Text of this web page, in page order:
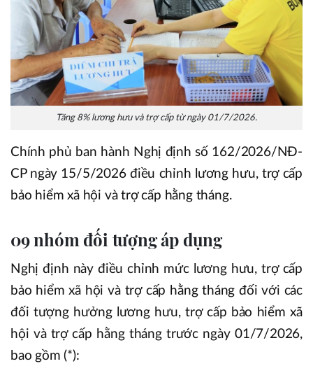
Tăng 8% lương hưu và trợ cấp từ ngày 01/7/2026.
Chính phủ ban hành Nghị định số 162/2026/NĐ-
CP ngày 15/5/2026 điều chỉnh lương hưu, trợ cấp
bảo hiểm xã hội và trợ cấp hằng tháng.
09 nhóm đối tượng áp dụng
Nghị định này điều chỉnh mức lương hưu, trợ cấp
bảo hiểm xã hội và trợ cấp hằng tháng đối với các
đối tượng hưởng lương hưu, trợ cấp bảo hiểm xã
hội và trợ cấp hằng tháng trước ngày 01/7/2026,
bao gồm (*):